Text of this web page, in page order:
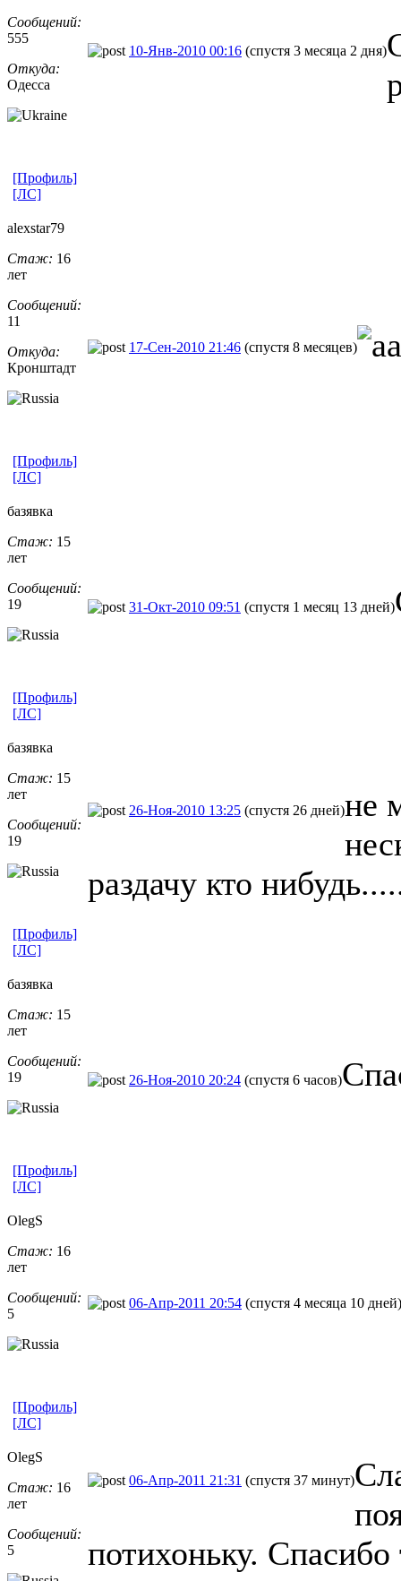
Сообщений:
555
Откуда:
Одесса
10-Янв-2010 00:16 (спустя 3 месяца 2 дня)
[Профиль]
[ЛС]
alexstar79
Стаж: 16
лет
Сообщений:
11
Откуда:
Кронштадт
17-Сен-2010 21:46 (спустя 8 месяцев)
[Профиль]
[ЛС]
базявка
Стаж: 15
лет
Сообщений:
19
31-Окт-2010 09:51 (спустя 1 месяц 13 дней)
[Профиль]
[ЛС]
базявка
Стаж: 15
лет
Сообщений:
19
26-Ноя-2010 13:25 (спустя 26 дней)не
раздачу кто
[Профиль]
[ЛС]
базявка
Стаж: 15
лет
Сообщений:
19
26-Ноя-2010 20:24 (спустя 6 часов)
[Профиль]
[ЛС]
OlegS
Стаж: 16
лет
Сообщений:
5
06-Апр-2011 20:54 (спустя 4 месяца 10 дней)
[Профиль]
[ЛС]
OlegS
Стаж: 16
лет
Сообщений:
5
06-Апр-2011 21:31 (спустя 37 минут)
потихоньку.